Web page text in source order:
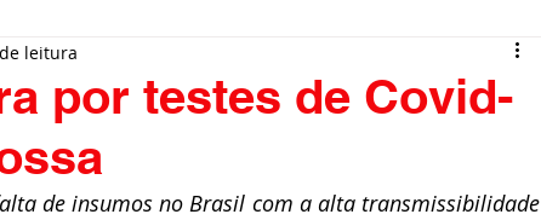
Entrevista
Comunicação
por testes de Covid-
leitura
de insumos no Brasil com a alta transmissibilidade